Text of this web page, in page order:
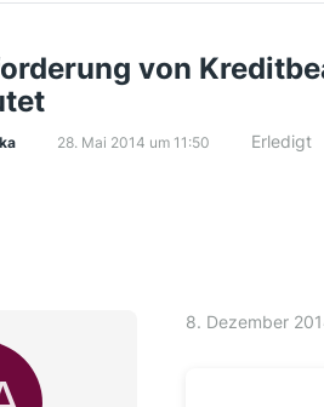
von
28. Mai 2014 um 11:50 Erledigt
8. Dezember